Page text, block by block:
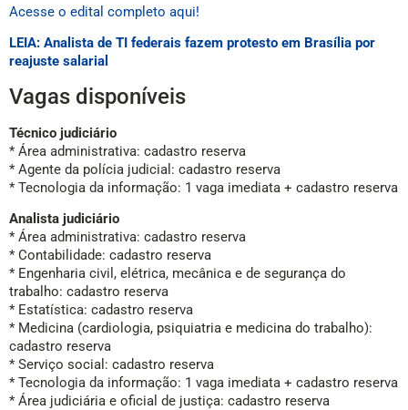
Acesse o edital completo aqui!
LEIA: Analista de TI federais fazem protesto em Brasília por
reajuste salarial
Vagas disponíveis
Técnico judiciário
* Área administrativa: cadastro reserva
* Agente da polícia judicial: cadastro reserva
* Tecnologia da informação: 1 vaga imediata + cadastro reserva
Analista judiciário
* Área administrativa: cadastro reserva
* Contabilidade: cadastro reserva
* Engenharia civil, elétrica, mecânica e de segurança do
trabalho: cadastro reserva
* Estatística: cadastro reserva
* Medicina (cardiologia, psiquiatria e medicina do trabalho):
cadastro reserva
* Serviço social: cadastro reserva
* Tecnologia da informação: 1 vaga imediata + cadastro reserva
* Área judiciária e oficial de justiça: cadastro reserva